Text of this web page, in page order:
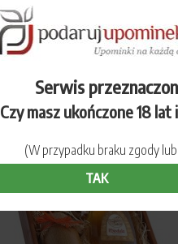
Serwis
Czy masz ukończone 18
(W przypadku braku zgody
TAK
"BRANDY XO PLISKA" - Upominek